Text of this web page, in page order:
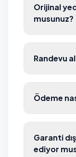
Orijinal
musunuz?
Randevu
Ödeme
Garanti
ediyor